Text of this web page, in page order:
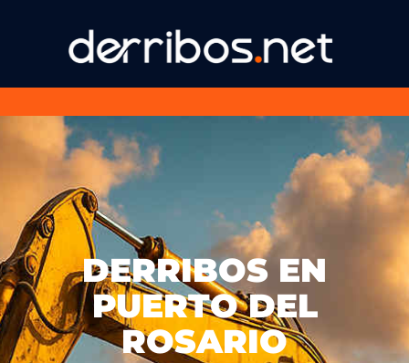
DERRIBOS EN
PUERTO DEL
ROSARIO